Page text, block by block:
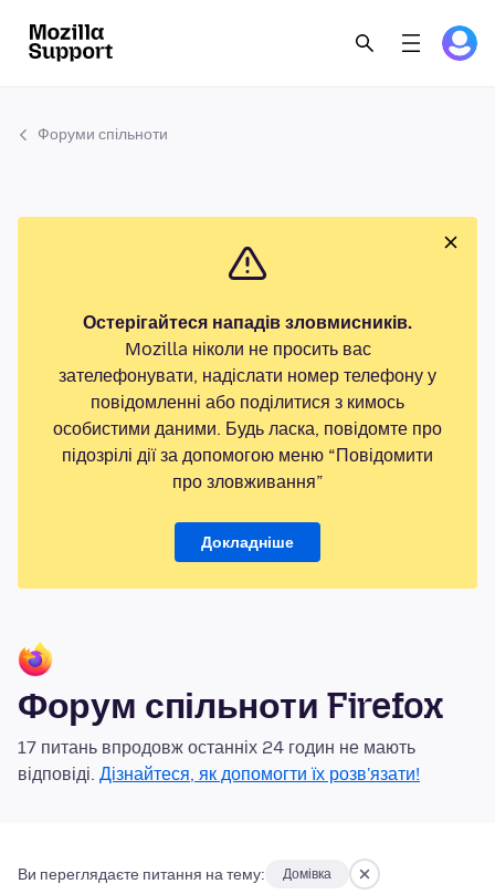
Форуми спільноти
Остерігайтеся нападів зловмисників.
Mozilla ніколи не просить вас
зателефонувати, надіслати номер телефону у
повідомленні або поділитися з кимось
особистими даними. Будь ласка, повідомте про
підозрілі дії за допомогою меню “Повідомити
про зловживання”
Докладніше
Форум спільноти Firefox
17 питань впродовж останніх 24 годин не мають
відповіді. Дізнайтеся, як допомогти їх розв'язати!
Ви переглядаєте питання на тему: Домівка